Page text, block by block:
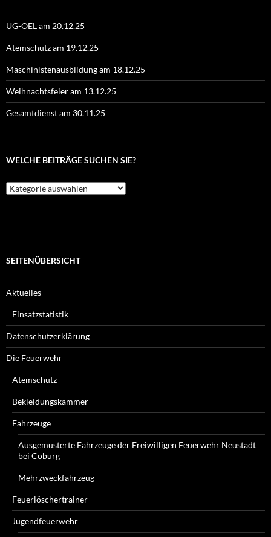
UG-ÖEL am 20.12.25
Atemschutz am 19.12.25
Maschinistenausbildung am 18.12.25
Weihnachtsfeier am 13.12.25
Gesamtdienst am 30.11.25
WELCHE BEITRÄGE SUCHEN SIE?
Welche
Beiträge
SEITENÜBERSICHT
Aktuelles
Einsatzstatistik
Datenschutzerklärung
Die Feuerwehr
Atemschutz
Bekleidungskammer
Fahrzeuge
Ausgemusterte Fahrzeuge der Freiwilligen Feuerwehr Neustadt
bei Coburg
Mehrzweckfahrzeug
Feuerlöschertrainer
Jugendfeuerwehr